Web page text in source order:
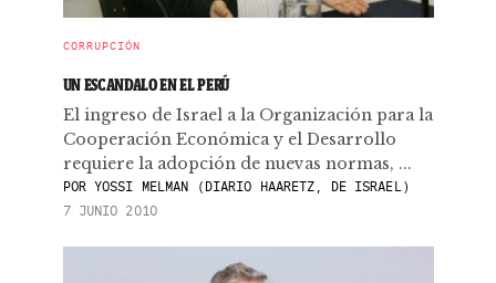
CORRUPCIÓN
UN ESCANDALO EN EL PERÚ
El ingreso de Israel a la Organización para la
Cooperación Económica y el Desarrollo
requiere la adopción de nuevas normas, ...
PORYOSSI MELMAN (DIARIO HAARETZ, DE ISRAEL)
7 JUNIO 2010